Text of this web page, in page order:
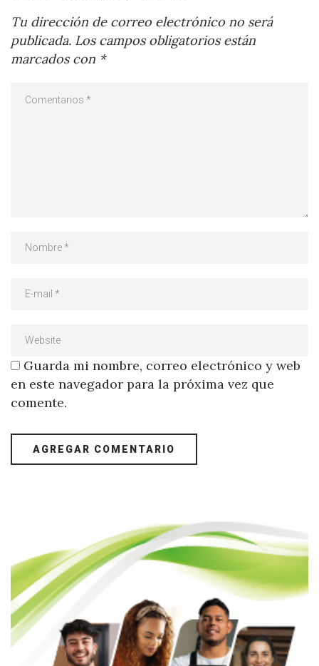
Tu dirección de correo electrónico no será
publicada. Los campos obligatorios están
marcados con *
Guarda mi nombre, correo electrónico y web
en este navegador para la próxima vez que
comente.